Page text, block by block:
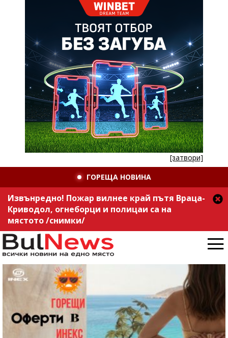
[затвори]
ГОРЕЩА НОВИНА
Извънредно! Пожар вилнее край пътя Враца-
Криводол, огнеборци и полицаи са на
мястото /снимки/